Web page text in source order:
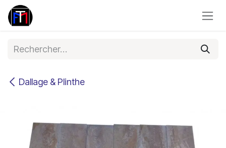
Se rendre au contenu
Dallage & Plinthe